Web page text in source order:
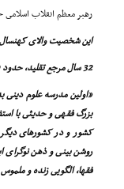
رهبر معظم انقلاب
این شخصیت والاى
32 سال مرجع تقلید، حدود 70 سال مدرّس حوزه علمیه قم و حدود 85 سال سرگرم فراگرفتن و آموختن فقه آل محمد
«اولین مدرسه علوم دینى
بزرگ فقهى و حدیثى با
کشور و در کشورهاى دیگر
روشن بینى و ذهن نوگراى
فقها، الگویى زنده و